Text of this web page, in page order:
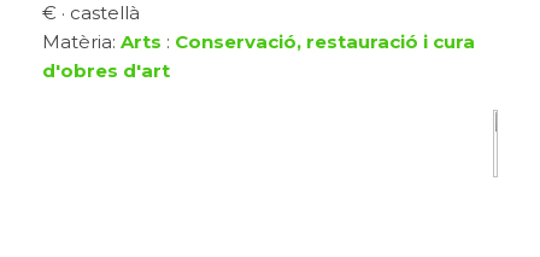
€ · castellà
Matèria: Arts : Conservació, restauració i cura
d'obres d'art